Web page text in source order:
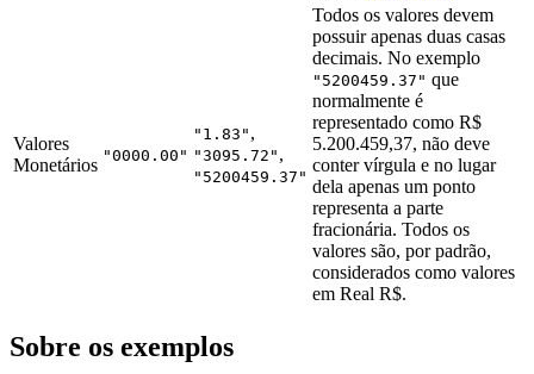
Valores
Monetários "0000.00"
"1.83" ,
"3095.72" ,
"5200459.37"
Todos os valores devem
possuir apenas duas casas
decimais. No exemplo
"5200459.37" que
normalmente é
representado como R$
5.200.459,37, não deve
conter vírgula e no lugar
dela apenas um ponto
representa a parte
fracionária. Todos os
valores são, por padrão,
considerados como valores
em Real R$.
Sobre os exemplos